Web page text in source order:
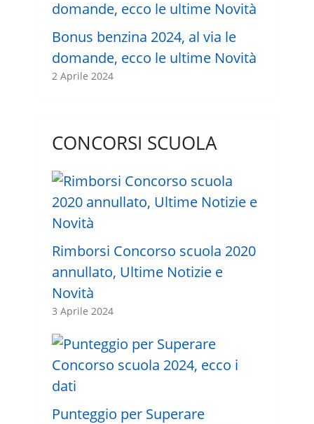
Bonus benzina 2024, al via le
domande, ecco le ultime Novità
2 Aprile 2024
CONCORSI SCUOLA
Rimborsi Concorso scuola 2020
annullato, Ultime Notizie e
Novità
3 Aprile 2024
Punteggio per Superare